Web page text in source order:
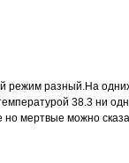
разный.На
38.3 ни
мертвые можно